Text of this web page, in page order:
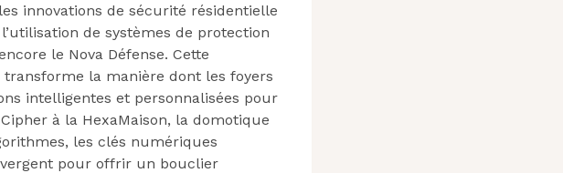
innovations de sécurité résidentielle
de systèmes de protection
le Nova Défense. Cette
la manière dont les foyers
intelligentes et personnalisées pour
à la HexaMaison, la domotique
les clés numériques
pour offrir un bouclier